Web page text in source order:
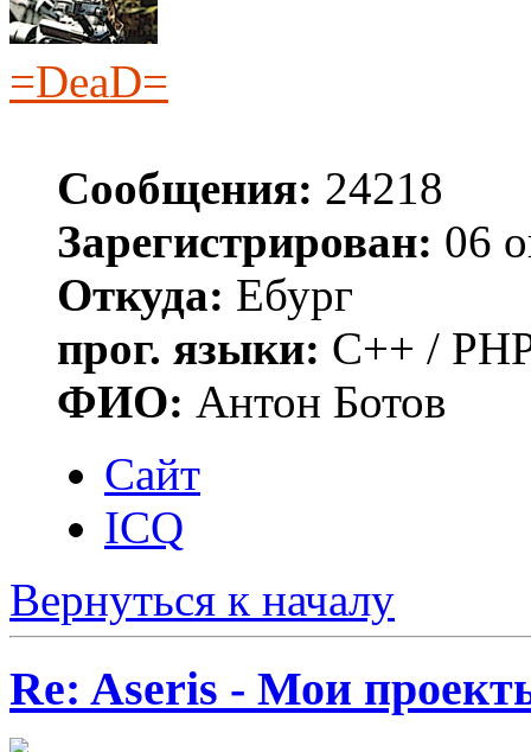
=DeaD=
Сообщения: 24218
Зарегистрирован: 06
Откуда: Ебург
прог. языки: C++ /
ФИО: Антон Ботов
Сайт
ICQ
Вернуться к началу
Re: Aseris - Мои